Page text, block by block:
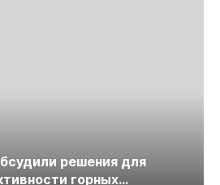
решения для
горных